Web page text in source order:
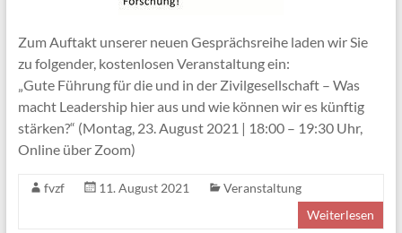
Zum Auftakt unserer neuen Gesprächsreihe laden wir Sie
zu folgender, kostenlosen Veranstaltung ein:
„Gute Führung für die und in der Zivilgesellschaft – Was
macht Leadership hier aus und wie können wir es künftig
stärken?“ (Montag, 23. August 2021 | 18:00 – 19:30 Uhr,
Online über Zoom)
fvzf 11. August 2021
Veranstaltung
Weiterlesen